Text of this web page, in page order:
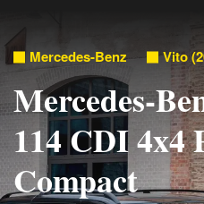
Mercedes-Benz Vito
Mercedes-
114 CDI 4x4
Compact